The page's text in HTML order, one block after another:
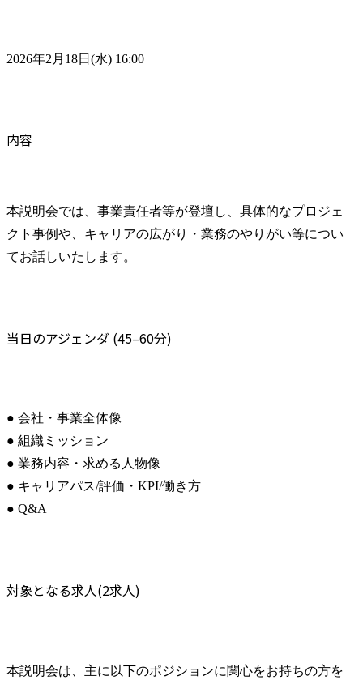
2026年2月18日(水) 16:00
内容
本説明会では、事業責任者等が登壇し、具体的なプロジェ
クト事例や、キャリアの広がり・業務のやりがい等につい
てお話しいたします。
当日のアジェンダ (45–60分)
● 会社・事業全体像
● 組織ミッション
● 業務内容・求める人物像
● キャリアパス/評価・KPI/働き方
● Q&A
対象となる求人(2求人)
本説明会は、主に以下のポジションに関心をお持ちの方を